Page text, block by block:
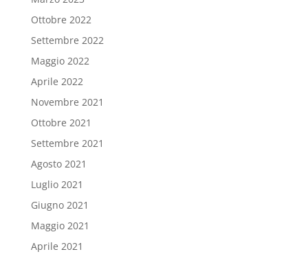
Ottobre 2022
Settembre 2022
Maggio 2022
Aprile 2022
Novembre 2021
Ottobre 2021
Settembre 2021
Agosto 2021
Luglio 2021
Giugno 2021
Maggio 2021
Aprile 2021